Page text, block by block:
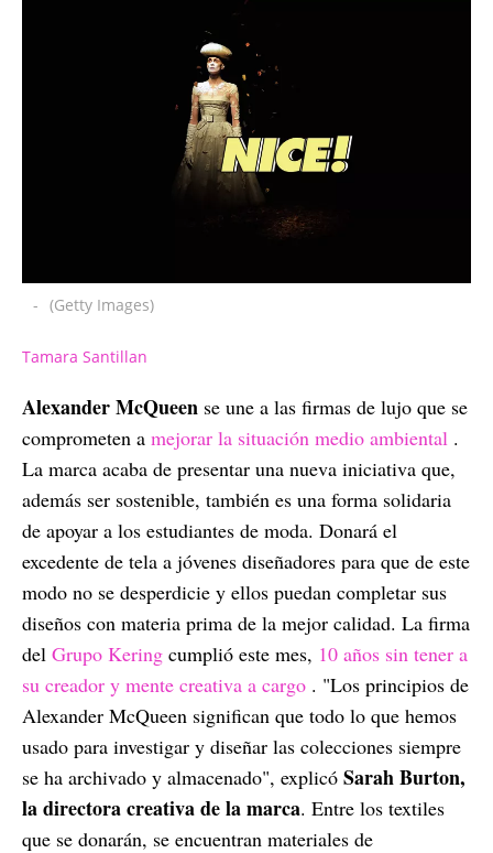
- (Getty Images)
Tamara Santillan
Alexander McQueen se une a las firmas de lujo que se
comprometen a mejorar la situación medio ambiental .
La marca acaba de presentar una nueva iniciativa que,
además ser sostenible, también es una forma solidaria
de apoyar a los estudiantes de moda. Donará el
excedente de tela a jóvenes diseñadores para que de este
modo no se desperdicie y ellos puedan completar sus
diseños con materia prima de la mejor calidad. La firma
del Grupo Kering cumplió este mes, 10 años sin tener a
su creador y mente creativa a cargo . "Los principios de
Alexander McQueen significan que todo lo que hemos
usado para investigar y diseñar las colecciones siempre
se ha archivado y almacenado", explicó Sarah Burton,
la directora creativa de la marca. Entre los textiles
que se donarán, se encuentran materiales de